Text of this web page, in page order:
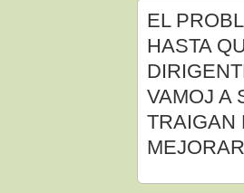
EL
HASTA
VAMOJ A
TRAIGAN